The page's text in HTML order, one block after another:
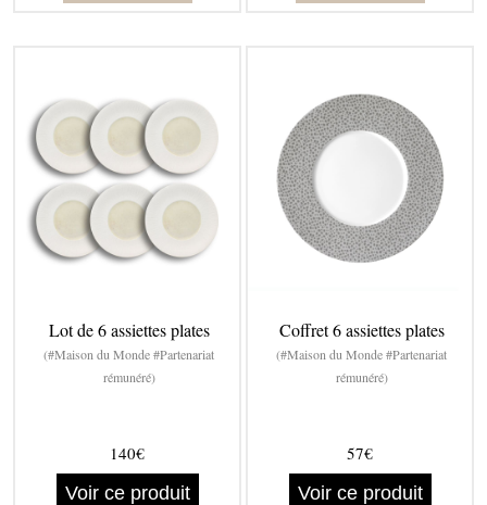
Lot de 6 assiettes plates
(#Maison du Monde #Partenariat
rémunéré)
140€
Voir ce produit
Coffret 6 assiettes plates
(#Maison du Monde #Partenariat
rémunéré)
57€
Voir ce produit